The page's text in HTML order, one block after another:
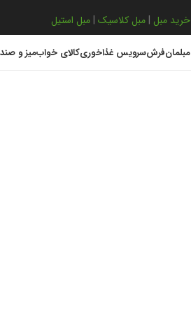
خرید مبل | مبل کلاسیک | مبل استیل
مبلمانفرشسرویس غذاخوریکالای خوابمیز و